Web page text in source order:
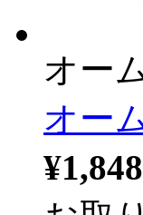
オー
オー
¥1,848